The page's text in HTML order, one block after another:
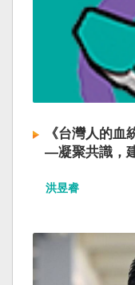
《台灣人的血
—凝聚共識，
洪昱睿